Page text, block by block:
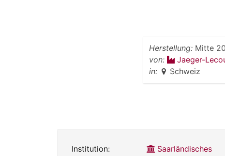
Herstellung: Mitte
von:
Jaeger-
in:
Schweiz
Institution:
Saarländisches